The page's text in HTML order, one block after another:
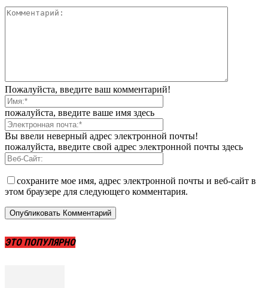
Пожалуйста, введите ваш комментарий!
пожалуйста, введите ваше имя здесь
Вы ввели неверный адрес электронной почты!
пожалуйста, введите свой адрес электронной почты здесь
сохраните мое имя, адрес электронной почты и веб-сайт в
этом браузере для следующего комментария.
ЭТО ПОПУЛЯРНО